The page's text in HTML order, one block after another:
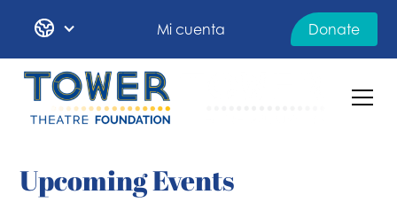
Mi cuenta Donate
Upcoming Events